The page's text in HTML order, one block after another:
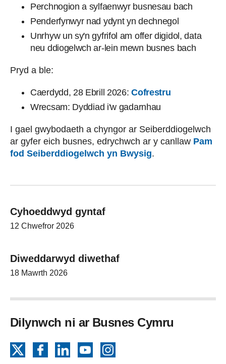
Perchnogion a sylfaenwyr busnesau bach
Penderfynwyr nad ydynt yn dechnegol
Unrhyw un sy'n gyfrifol am offer digidol, data
neu ddiogelwch ar-lein mewn busnes bach
Pryd a ble:
Caerdydd, 28 Ebrill 2026:Cofrestru
Wrecsam: Dyddiad i'w gadarnhau
I gael gwybodaeth a chyngor ar Seiberddiogelwch
ar gyfer eich busnes, edrychwch ar y canllaw Pam
fod Seiberddiogelwch yn Bwysig.
Cyhoeddwyd gyntaf
12 Chwefror 2026
Diweddarwyd diwethaf
18 Mawrth 2026
Dilynwch ni ar Busnes Cymru
FacebookLinkedInYouTube